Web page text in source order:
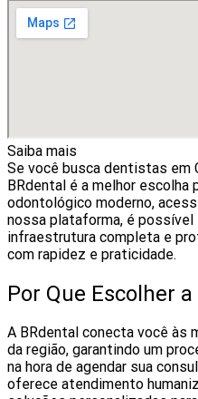
Saiba mais
Se você busca dentistas em
BRdental é a melhor escolha
odontológico moderno,
nossa plataforma, é
infraestrutura completa e
com rapidez e praticidade.
Por Que Escolher
A BRdental conecta você às
da região, garantindo um
na hora de agendar sua
oferece atendimento